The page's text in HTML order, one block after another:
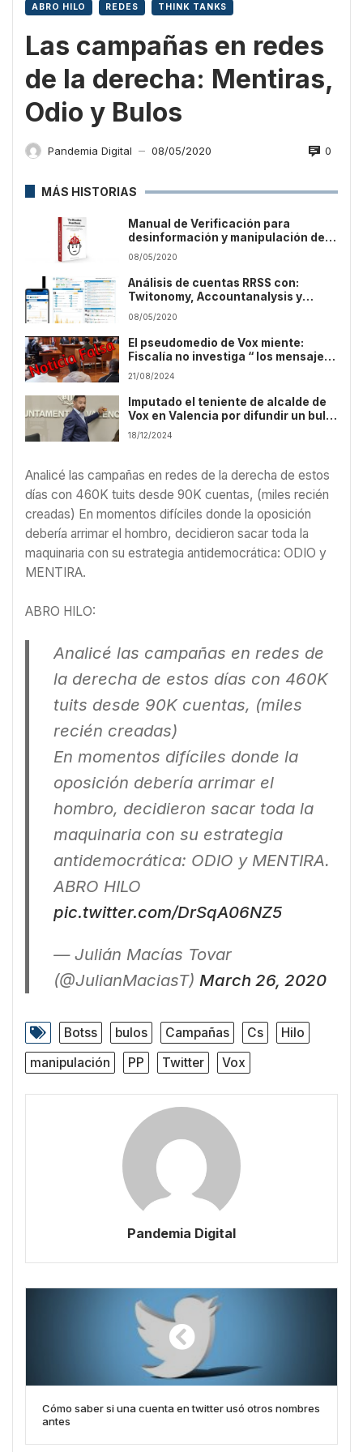
ABRO HILO REDES THINK TANKS
Las campañas en redes
de la derecha: Mentiras,
Odio y Bulos
Pandemia Digital — 08/05/2020 0
MÁS HISTORIAS
Manual de Verificación para
desinformación y manipulación de
medios
08/05/2020
Análisis de cuentas RRSS con:
Twitonomy, Accountanalysis y
Truthnest
08/05/2020
El pseudomedio de Vox miente:
Fiscalía no investiga “ los mensajes
en redes sociales contra la
inmigración ilegal”
21/08/2024
Imputado el teniente de alcalde de
Vox en Valencia por difundir un bulo
racista
18/12/2024
Analicé las campañas en redes de la derecha de estos
días con 460K tuits desde 90K cuentas, (miles recién
creadas) En momentos difíciles donde la oposición
debería arrimar el hombro, decidieron sacar toda la
maquinaria con su estrategia antidemocrática: ODIO y
MENTIRA.
ABRO HILO:
Analicé las campañas en redes de
la derecha de estos días con 460K
tuits desde 90K cuentas, (miles
recién creadas)
En momentos difíciles donde la
oposición debería arrimar el
hombro, decidieron sacar toda la
maquinaria con su estrategia
antidemocrática: ODIO y MENTIRA.
ABRO HILO
pic.twitter.com/DrSqA06NZ5
— Julián Macías Tovar
(@JulianMaciasT) March 26, 2020
Botss bulos Campañas Cs
Hilo
manipulación
PP Twitter Vox
Pandemia Digital
Cómo saber si una cuenta en twitter usó otros nombres
antes